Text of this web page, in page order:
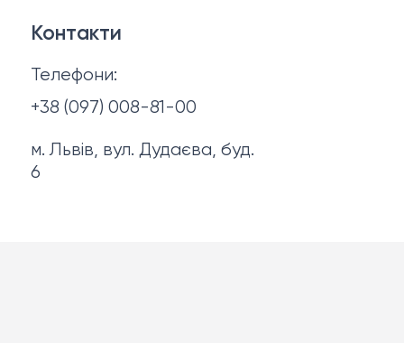
Політика конфіденційності
Про нас
Контакти
Телефони:
+38 (097) 008-81-00
м. Львів, вул. Дудаєва, буд.
6